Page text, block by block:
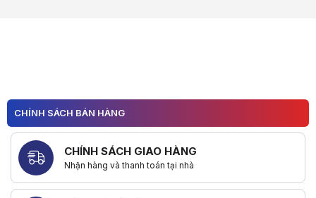
CHÍNH SÁCH BÁN HÀNG
CHÍNH SÁCH GIAO HÀNG
Nhận hàng và thanh toán tại nhà